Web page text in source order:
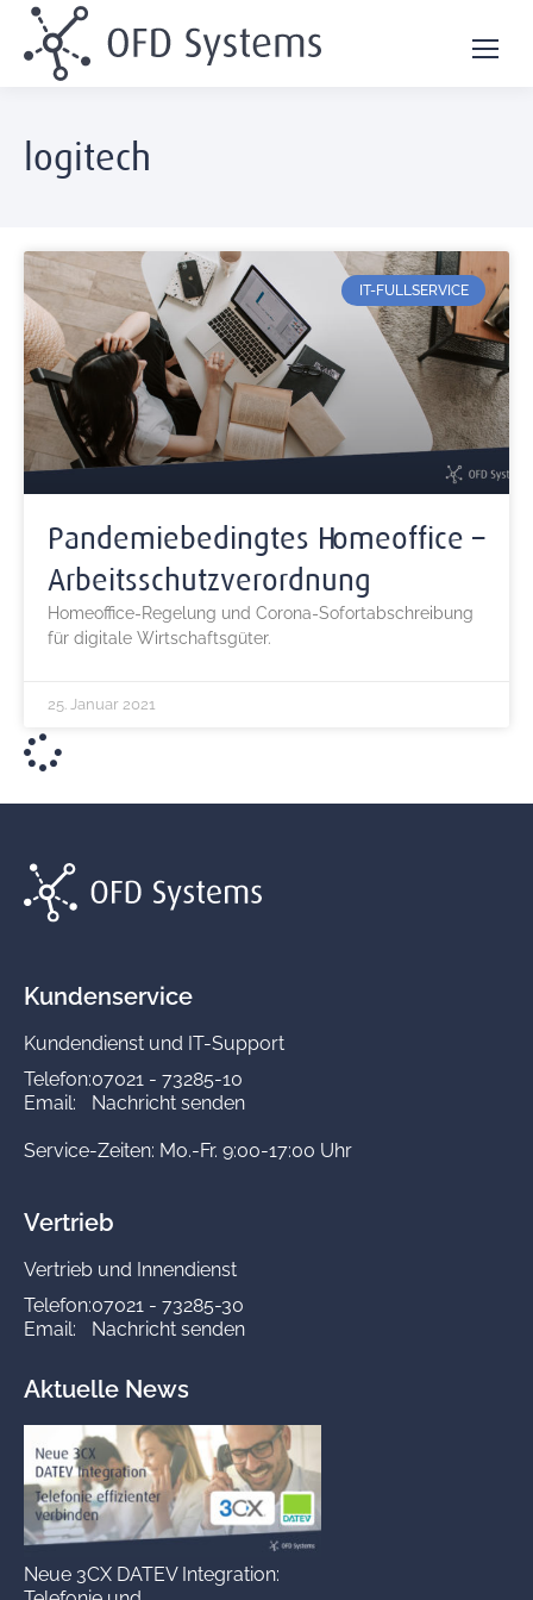
logitech
IT-FULLSERVICE
Pandemiebedingtes Homeoffice –
Arbeitsschutzverordnung
Homeoffice-Regelung und Corona-Sofortabschreibung
für digitale Wirtschaftsgüter.
25. Januar 2021
Kundenservice
Kundendienst und IT-Support
Telefon:07021 - 73285-10
Email:
Nachricht senden
Service-Zeiten: Mo.-Fr. 9:00-17:00 Uhr
Vertrieb
Vertrieb und Innendienst
Telefon:07021 - 73285-30
Email:
Nachricht senden
Aktuelle News
Neue 3CX DATEV Integration: